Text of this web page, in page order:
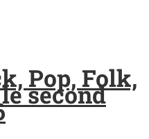
Pop, Folk,
second